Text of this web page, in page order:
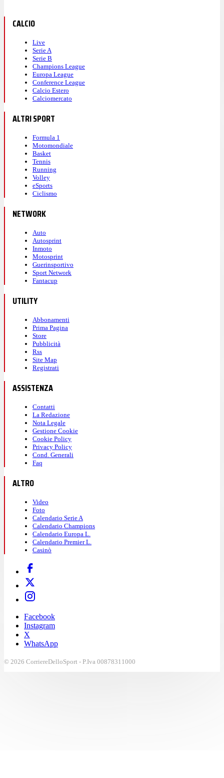
CALCIO
Live
Serie A
Serie B
Champions League
Europa League
Conference League
Calcio Estero
Calciomercato
ALTRI SPORT
Formula 1
Motomondiale
Basket
Tennis
Running
Volley
eSports
Ciclismo
NETWORK
Auto
Autosprint
Inmoto
Motosprint
Guerinsportivo
Sport Network
Fantacup
UTILITY
Abbonamenti
Prima Pagina
Store
Pubblicità
Rss
Site Map
Registrati
ASSISTENZA
Contatti
La Redazione
Nota Legale
Gestione Cookie
Cookie Policy
Privacy Policy
Cond. Generali
Faq
ALTRO
Video
Foto
Calendario Serie A
Calendario Champions
Calendario Europa L.
Calendario Premier L.
Casinò
Facebook
Instagram
X
WhatsApp
© 2026 CorriereDelloSport - P.Iva 00878311000